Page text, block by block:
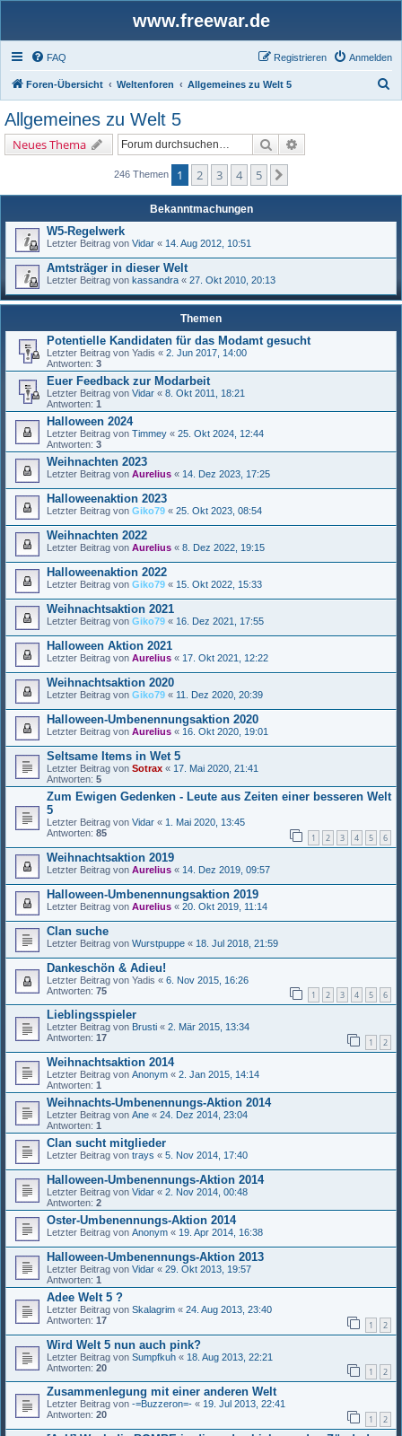
www.freewar.de
FAQ Anmelden
Registrieren
Foren-Übersicht Weltenforen Allgemeines zu Welt 5
Allgemeines zu Welt 5
Neues Thema Suche
246 Themen 1 2 3 4 5
Bekanntmachungen
W5-Regelwerk
Letzter Beitrag von Vidar « 14. Aug 2012, 10:51
Amtsträger in dieser Welt
Letzter Beitrag von kassandra « 27. Okt 2010, 20:13
Themen
Potentielle Kandidaten für das Modamt gesucht
Letzter Beitrag von Yadis « 2. Jun 2017, 14:00
Antworten: 3
Euer Feedback zur Modarbeit
Letzter Beitrag von Vidar « 8. Okt 2011, 18:21
Antworten: 1
Halloween 2024
Letzter Beitrag von Timmey « 25. Okt 2024, 12:44
Antworten: 3
Weihnachten 2023
Letzter Beitrag von Aurelius « 14. Dez 2023, 17:25
Halloweenaktion 2023
Letzter Beitrag von Giko79 « 25. Okt 2023, 08:54
Weihnachten 2022
Letzter Beitrag von Aurelius « 8. Dez 2022, 19:15
Halloweenaktion 2022
Letzter Beitrag von Giko79 « 15. Okt 2022, 15:33
Weihnachtsaktion 2021
Letzter Beitrag von Giko79 « 16. Dez 2021, 17:55
Halloween Aktion 2021
Letzter Beitrag von Aurelius « 17. Okt 2021, 12:22
Weihnachtsaktion 2020
Letzter Beitrag von Giko79 « 11. Dez 2020, 20:39
Halloween-Umbenennungsaktion 2020
Letzter Beitrag von Aurelius « 16. Okt 2020, 19:01
Seltsame Items in Wet 5
Letzter Beitrag von Sotrax « 17. Mai 2020, 21:41
Antworten: 5
Zum Ewigen Gedenken - Leute aus Zeiten einer besseren Welt
5
Letzter Beitrag von Vidar « 1. Mai 2020, 13:45
Antworten: 85 1 2 3 4 5 6
Weihnachtsaktion 2019
Letzter Beitrag von Aurelius « 14. Dez 2019, 09:57
Halloween-Umbenennungsaktion 2019
Letzter Beitrag von Aurelius « 20. Okt 2019, 11:14
Clan suche
Letzter Beitrag von Wurstpuppe « 18. Jul 2018, 21:59
Dankeschön & Adieu!
Letzter Beitrag von Yadis « 6. Nov 2015, 16:26
Antworten: 75 1 2 3 4 5 6
Lieblingsspieler
Letzter Beitrag von Brusti « 2. Mär 2015, 13:34
Antworten: 17 1 2
Weihnachtsaktion 2014
Letzter Beitrag von Anonym « 2. Jan 2015, 14:14
Antworten: 1
Weihnachts-Umbenennungs-Aktion 2014
Letzter Beitrag von Ane « 24. Dez 2014, 23:04
Antworten: 1
Clan sucht mitglieder
Letzter Beitrag von trays « 5. Nov 2014, 17:40
Halloween-Umbenennungs-Aktion 2014
Letzter Beitrag von Vidar « 2. Nov 2014, 00:48
Antworten: 2
Oster-Umbenennungs-Aktion 2014
Letzter Beitrag von Anonym « 19. Apr 2014, 16:38
Halloween-Umbenennungs-Aktion 2013
Letzter Beitrag von Vidar « 29. Okt 2013, 19:57
Antworten: 1
Adee Welt 5 ?
Letzter Beitrag von Skalagrim « 24. Aug 2013, 23:40
Antworten: 17 1 2
Wird Welt 5 nun auch pink?
Letzter Beitrag von Sumpfkuh « 18. Aug 2013, 22:21
Antworten: 20 1 2
Zusammenlegung mit einer anderen Welt
Letzter Beitrag von -=Buzzeron=- « 19. Jul 2013, 22:41
Antworten: 20 1 2